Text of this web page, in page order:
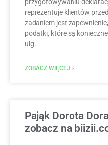
przygotowywaniu
reprezentuje klientów
zadaniem jest
podatki, które są
ulg.
ZOBACZ WIĘCEJ >
Pająk Dorota
zobacz na